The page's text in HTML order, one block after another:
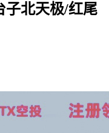
子北天极/红尾